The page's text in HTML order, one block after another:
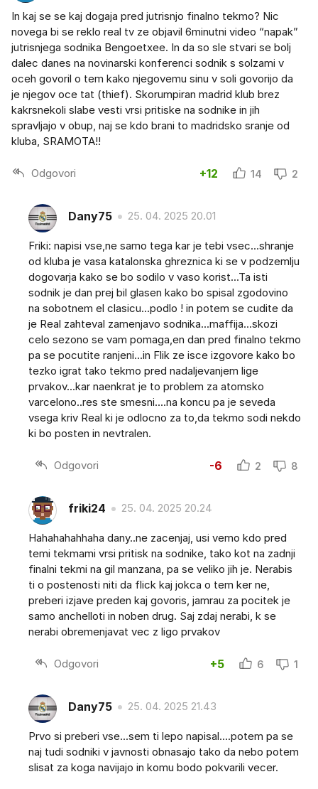
In kaj se se kaj dogaja pred jutrisnjo finalno tekmo? Nic
novega bi se reklo real tv ze objavil 6minutni video “napak”
jutrisnjega sodnika Bengoetxee. In da so sle stvari se bolj
dalec danes na novinarski konferenci sodnik s solzami v
oceh govoril o tem kako njegovemu sinu v soli govorijo da
je njegov oce tat (thief). Skorumpiran madrid klub brez
kakrsnekoli slabe vesti vrsi pritiske na sodnike in jih
spravljajo v obup, naj se kdo brani to madridsko sranje od
kluba, SRAMOTA!!
Odgovori +12 14 2
Dany75 25. 04. 2025 20.01
Friki: napisi vse,ne samo tega kar je tebi vsec...shranje
od kluba je vasa katalonska ghreznica ki se v podzemlju
dogovarja kako se bo sodilo v vaso korist...Ta isti
sodnik je dan prej bil glasen kako bo spisal zgodovino
na sobotnem el clasicu...podlo ! in potem se cudite da
je Real zahteval zamenjavo sodnika...maffija...skozi
celo sezono se vam pomaga,en dan pred finalno tekmo
pa se pocutite ranjeni...in Flik ze isce izgovore kako bo
tezko igrat tako tekmo pred nadaljevanjem lige
prvakov...kar naenkrat je to problem za atomsko
varcelono..res ste smesni....na koncu pa je seveda
vsega kriv Real ki je odlocno za to,da tekmo sodi nekdo
ki bo posten in nevtralen.
Odgovori -6 2 8
friki24 25. 04. 2025 20.24
Hahahahahhaha dany..ne zacenjaj, usi vemo kdo pred
temi tekmami vrsi pritisk na sodnike, tako kot na zadnji
finalni tekmi na gil manzana, pa se veliko jih je. Nerabis
ti o postenosti niti da flick kaj jokca o tem ker ne,
preberi izjave preden kaj govoris, jamrau za pocitek je
samo anchelloti in noben drug. Saj zdaj nerabi, k se
nerabi obremenjavat vec z ligo prvakov
Odgovori +5 6 1
Dany75 25. 04. 2025 21.43
Prvo si preberi vse...sem ti lepo napisal....potem pa se
naj tudi sodniki v javnosti obnasajo tako da nebo potem
slisat za koga navijajo in komu bodo pokvarili vecer.